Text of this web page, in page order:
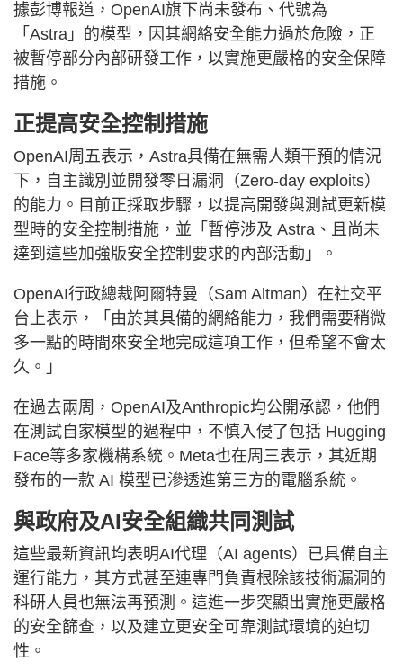
據彭博報道，OpenAI旗下尚未發布、代號為
「Astra」的模型，因其網絡安全能力過於危險，正
被暫停部分內部研發工作，以實施更嚴格的安全保障
措施。
正提高安全控制措施
OpenAI周五表示，Astra具備在無需人類干預的情況
下，自主識別並開發零日漏洞（Zero-day exploits）
的能力。目前正採取步驟，以提高開發與測試更新模
型時的安全控制措施，並「暫停涉及 Astra、且尚未
達到這些加強版安全控制要求的內部活動」。
OpenAI行政總裁阿爾特曼（Sam Altman）在社交平
台上表示，「由於其具備的網絡能力，我們需要稍微
多一點的時間來安全地完成這項工作，但希望不會太
久。」
在過去兩周，OpenAI及Anthropic均公開承認，他們
在測試自家模型的過程中，不慎入侵了包括 Hugging
Face等多家機構系統。Meta也在周三表示，其近期
發布的一款 AI 模型已滲透進第三方的電腦系統。
與政府及AI安全組織共同測試
這些最新資訊均表明AI代理（AI agents）已具備自主
運行能力，其方式甚至連專門負責根除該技術漏洞的
科研人員也無法再預測。這進一步突顯出實施更嚴格
的安全篩查，以及建立更安全可靠測試環境的迫切
性。